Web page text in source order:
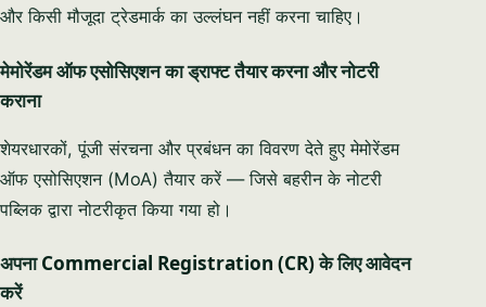
और किसी मौजूदा ट्रेडमार्क का उल्लंघन नहीं करना चाहिए।
मेमोरेंडम ऑफ एसोसिएशन का ड्राफ्ट तैयार करना और नोटरी
कराना
शेयरधारकों, पूंजी संरचना और प्रबंधन का विवरण देते हुए मेमोरेंडम
ऑफ एसोसिएशन (MoA) तैयार करें — जिसे बहरीन के नोटरी
पब्लिक द्वारा नोटरीकृत किया गया हो।
अपनाCommercial Registration (CR)के लिए आवेदन
करें